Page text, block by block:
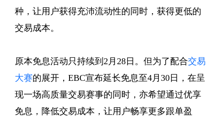
种，让用户获得充沛流动性的同时，获得更低的
交易成本。
原本免息活动只持续到2月28日。但为了配合交易
大赛的展开，EBC宣布延长免息至4月30日，在呈
现一场高质量交易赛事的同时，亦希望通过优享
免息，降低交易成本，让用户畅享更多跟单盈